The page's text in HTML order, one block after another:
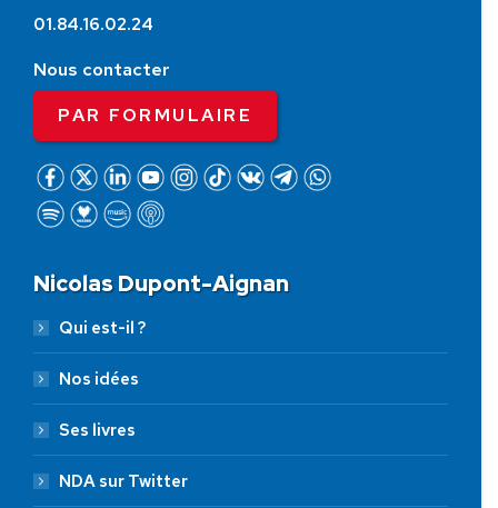
01.84.16.02.24
Nous contacter
PAR FORMULAIRE
Nicolas Dupont-Aignan
Qui est-il ?
Nos idées
Ses livres
NDA sur Twitter